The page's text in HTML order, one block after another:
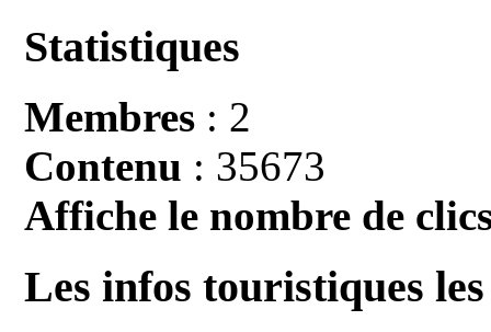
Statistiques
Membres : 2
Contenu : 35673
Affiche le nombre de
Les infos touristiques